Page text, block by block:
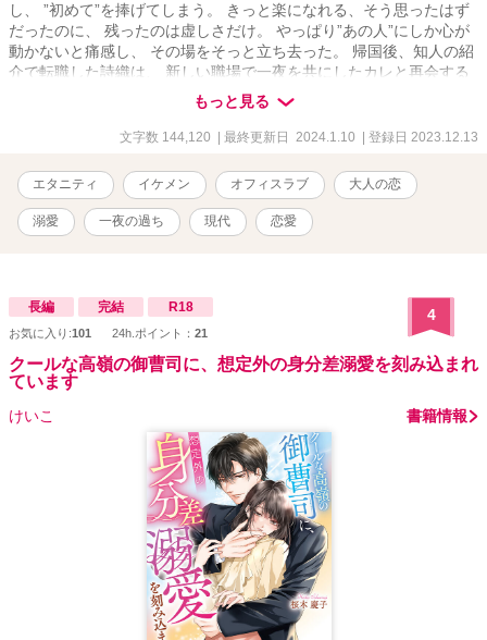
し、 ”初めて”を捧げてしまう。 きっと楽になれる、そう思ったはず
だったのに、 残ったのは虚しさだけ。 やっぱり”あの人”にしか心が
動かないと痛感し、 その場をそっと立ち去った。 帰国後、知人の紹
介で転職した詩織は、 新しい職場で一夜を共にしたカレと再会する
ことに。 しかもカレはその会社の社長だったーー！ 叶わぬ恋を拗ら
せた主人公の 一夜の過ちから始まるラブストーリー。 ※この作品は
エブリスタ様、ムーンライトノベルズ様でも掲載しています。
もっと見る
文字数 144,120 | 最終更新日 2024.1.10 | 登録日 2023.12.13
エタニティ イケメン オフィスラブ 大人の恋
溺愛 一夜の過ち 現代 恋愛
長編 完結 R18
お気に入り:101 24h.ポイント： 21
4
クールな高嶺の御曹司に、想定外の身分差溺愛を刻み込まれ
ています
けいこ 書籍情報